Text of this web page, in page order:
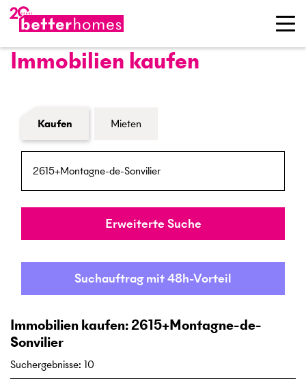
Immobilien kaufen
Formular Immobiliensuche
Kaufen Mieten
PLZ / Ort
Umkreis
Erweiterte Suche
Suchauftrag mit 48h-Vorteil
Immobilien kaufen: 2615+Montagne-de-
Sonvilier
Suchergebnisse: 10